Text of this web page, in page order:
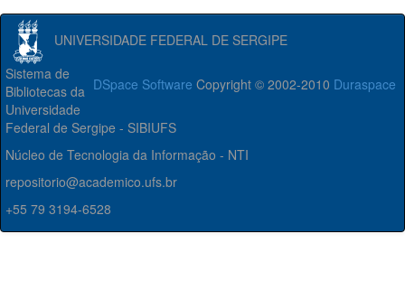
UNIVERSIDADE FEDERAL DE SERGIPE
DSpace Software Copyright © 2002-2010 Duraspace
Sistema de
Bibliotecas da
Universidade
Federal de Sergipe - SIBIUFS
Núcleo de Tecnologia da Informação - NTI
repositorio@academico.ufs.br
+55 79 3194-6528